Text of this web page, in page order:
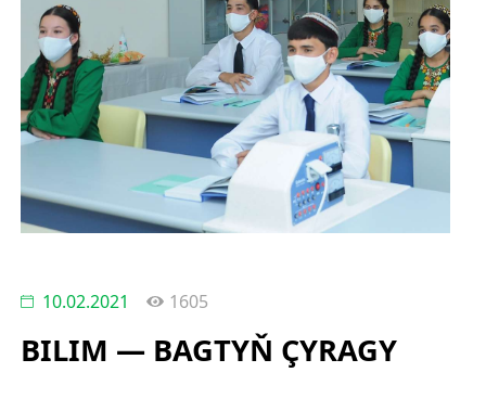
10.02.2021 1605
BILIM — BAGTYŇ ÇYRAGY